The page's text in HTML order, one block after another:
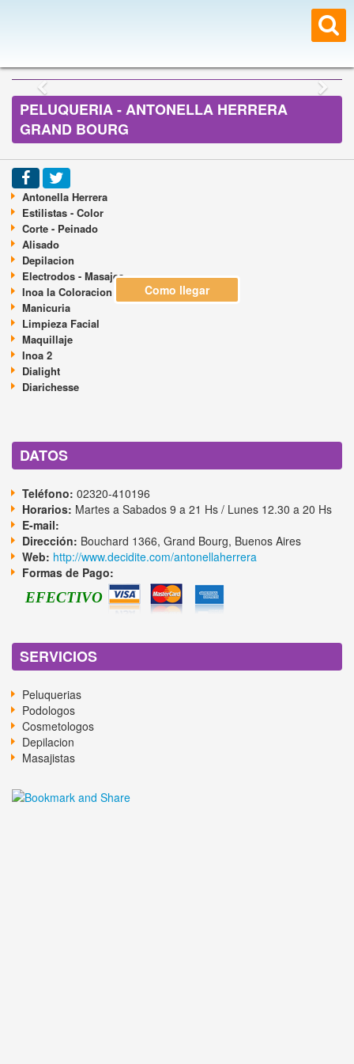
PELUQUERIA - ANTONELLA HERRERA
GRAND BOURG
Antonella Herrera
Estilistas - Color
Corte - Peinado
Alisado
Depilacion
Electrodos - Masajes
Inoa la Coloracion del Futuro L'oreal
Manicuria
Limpieza Facial
Maquillaje
Inoa 2
Dialight
Diarichesse
DATOS
Teléfono: 02320-410196
Horarios: Martes a Sabados 9 a 21 Hs / Lunes 12.30 a 20 Hs
E-mail:
Dirección: Bouchard 1366, Grand Bourg, Buenos Aires
Web: http://www.decidite.com/antonellaherrera
Formas de Pago:
EFECTIVO
SERVICIOS
Peluquerias
Podologos
Cosmetologos
Depilacion
Masajistas
Como llegar